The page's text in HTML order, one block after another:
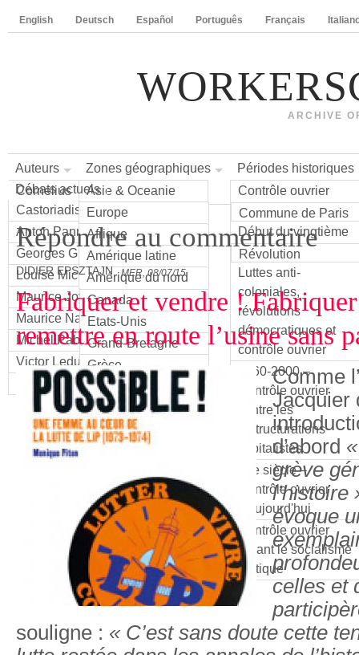
English Deutsch Español Português Français
ARCHIVE
Auteurs
Cornelius
Castoriadis
Anton Pannekoek
Georges Gurvitch
Louise Michel
Maurice Joyeux
Maurice Najman
Michel Pablo
Victor Leduc
Yvon Bourdet
Zones géographiques
Asie & Oceanie
Chine
Europe
Basque Country
Belgique
Croatie
Espagna
France
Grand-Bretagne
Grèce
Italie
Pologne
Tchécoslovaquie
Afrique
Algérie
Egypte
Tunisie
Amérique latine
Argentine
Brésil
Mexique
Amérique du nord
Canada
Etats-Unis
Périodes historiques
Contrôle ouvrier
jusqu'au 19e siècle
Commune de Paris
1871
Début du vingtième
siècle – Conseils
Révolution
espagnole 1936
Révolution russe
Luttes anti-
coloniales,
révolutions
démocratiques et
contrôle ouvrier
1960-2000 –
Contrôle ouvrier
contre les
restructurations
capitalistes
21e siècle –
Contrôle ouvrier
d'aujourd'hui
Contrôle ouvrier
durant le socialisme
étatique
Débats actuels
Répondre au commentaire
DIDIER EPSZTAJN MER, 08/07/15
Fabriquer et vendre !
remettre en route l’usine sans
Comme
Jacquier
d’abord
grève
l’histoire
évoque
celles et
souligne : « C’est sans doute cette